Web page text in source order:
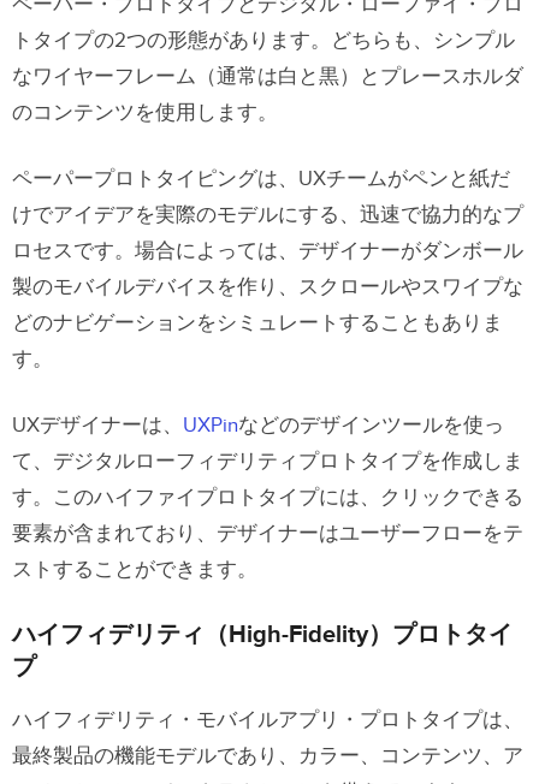
ペーパー・プロトタイプとデジタル・ローファイ・プロ
トタイプの2つの形態があります。どちらも、シンプル
なワイヤーフレーム（通常は白と黒）とプレースホルダ
のコンテンツを使用します。
ペーパープロトタイピングは、UXチームがペンと紙だ
けでアイデアを実際のモデルにする、迅速で協力的なプ
ロセスです。場合によっては、デザイナーがダンボール
製のモバイルデバイスを作り、スクロールやスワイプな
どのナビゲーションをシミュレートすることもありま
す。
UXデザイナーは、 UXPinなどのデザインツールを使っ
て、デジタルローフィデリティプロトタイプを作成しま
す。このハイファイプロトタイプには、クリックできる
要素が含まれており、デザイナーはユーザーフローをテ
ストすることができます。
ハイフィデリティ（High-Fidelity）プロトタイ
プ
ハイフィデリティ・モバイルアプリ・プロトタイプは、
最終製品の機能モデルであり、カラー、コンテンツ、ア